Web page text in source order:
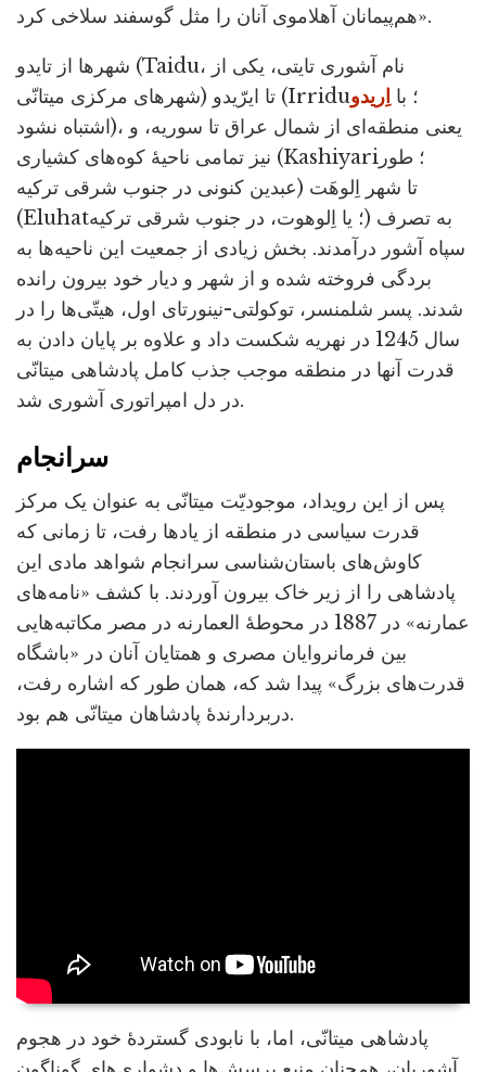
هم‌پیمانان آهلاموی آنان را مثل گوسفند سلاخی کرد».
شهرها از تایدو (Taidu، نام آشوری تایتی، یکی از
شهرهای مرکزی میتانّی) تا ایرّیدو (Irridu؛ با اِریدو
اشتباه نشود)، یعنی منطقه‌ای از شمال عراق تا سوریه، و
نیز تمامی ناحیۀ کوه‌های کشیاری (Kashiyari؛ طور
عبدین کنونی در جنوب شرقی ترکیه) تا شهر اِلوهَت
(Eluhat؛ یا اِلوهوت، در جنوب شرقی ترکیه) به تصرف
سپاه آشور درآمدند. بخش زیادی از جمعیت این ناحیه‌ها به
بردگی فروخته شده و از شهر و دیار خود بیرون رانده
شدند. پسر شلمنسر، توکولتی-نینورتای اول، هیتّی‌ها را در
سال 1245 در نهریه شکست داد و علاوه بر پایان دادن به
قدرت آنها در منطقه موجب جذب کامل پادشاهی میتانّی
در دل امپراتوری آشوری شد.
سرانجام
پس از این رویداد، موجودیّت میتانّی به عنوان یک مرکز
قدرت سیاسی در منطقه از یادها رفت، تا زمانی که
کاوش‌های باستان‌شناسی سرانجام شواهد مادی این
پادشاهی را از زیر خاک بیرون آوردند. با کشف «نامه‌های
عمارنه» در 1887 در محوطۀ العمارنه در مصر مکاتبه‌هایی
بین فرمانروایان مصری و همتایان آنان در «باشگاه
قدرت‌های بزرگ» پیدا شد که، همان طور که اشاره رفت،
دربردارندۀ پادشاهان میتانّی هم بود.
پادشاهی میتانّی، اما، با نابودی گستردۀ خود در هجوم